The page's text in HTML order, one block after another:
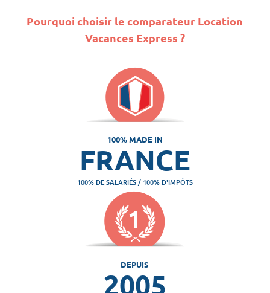
Pourquoi choisir le comparateur Location
Vacances Express ?
100% MADE IN
FRANCE
100% DE SALARIÉS / 100% D'IMPÔTS
DEPUIS
2005